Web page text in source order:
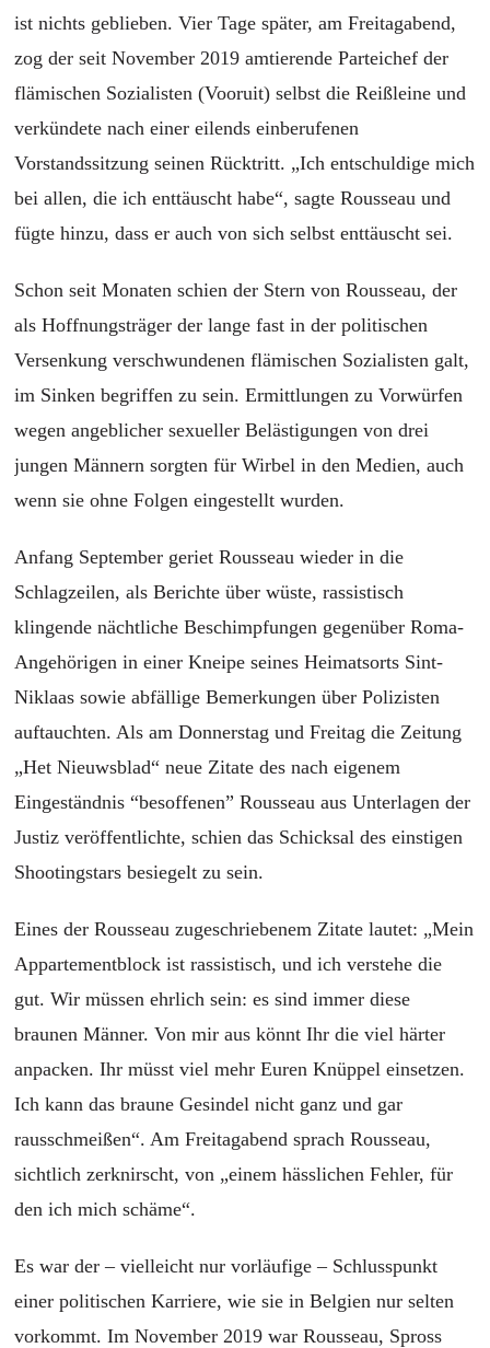
ist nichts geblieben. Vier Tage später, am Freitagabend,
zog der seit November 2019 amtierende Parteichef der
flämischen Sozialisten (Vooruit) selbst die Reißleine und
verkündete nach einer eilends einberufenen
Vorstandssitzung seinen Rücktritt. „Ich entschuldige mich
bei allen, die ich enttäuscht habe“, sagte Rousseau und
fügte hinzu, dass er auch von sich selbst enttäuscht sei.
Schon seit Monaten schien der Stern von Rousseau, der
als Hoffnungsträger der lange fast in der politischen
Versenkung verschwundenen flämischen Sozialisten galt,
im Sinken begriffen zu sein. Ermittlungen zu Vorwürfen
wegen angeblicher sexueller Belästigungen von drei
jungen Männern sorgten für Wirbel in den Medien, auch
wenn sie ohne Folgen eingestellt wurden.
Anfang September geriet Rousseau wieder in die
Schlagzeilen, als Berichte über wüste, rassistisch
klingende nächtliche Beschimpfungen gegenüber Roma-
Angehörigen in einer Kneipe seines Heimatsorts Sint-
Niklaas sowie abfällige Bemerkungen über Polizisten
auftauchten. Als am Donnerstag und Freitag die Zeitung
„Het Nieuwsblad“ neue Zitate des nach eigenem
Eingeständnis “besoffenen” Rousseau aus Unterlagen der
Justiz veröffentlichte, schien das Schicksal des einstigen
Shootingstars besiegelt zu sein.
Eines der Rousseau zugeschriebenem Zitate lautet: „Mein
Appartementblock ist rassistisch, und ich verstehe die
gut. Wir müssen ehrlich sein: es sind immer diese
braunen Männer. Von mir aus könnt Ihr die viel härter
anpacken. Ihr müsst viel mehr Euren Knüppel einsetzen.
Ich kann das braune Gesindel nicht ganz und gar
rausschmeißen“. Am Freitagabend sprach Rousseau,
sichtlich zerknirscht, von „einem hässlichen Fehler, für
den ich mich schäme“.
Es war der – vielleicht nur vorläufige – Schlusspunkt
einer politischen Karriere, wie sie in Belgien nur selten
vorkommt. Im November 2019 war Rousseau, Spross